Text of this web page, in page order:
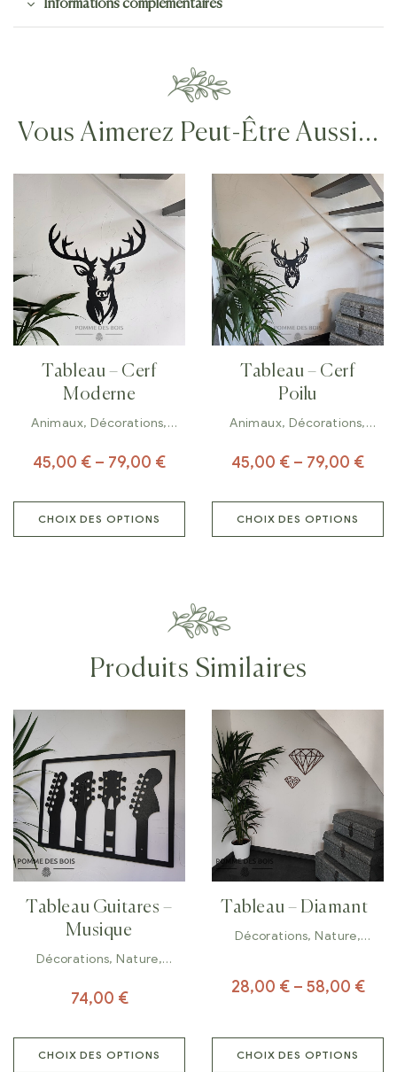
Informations complémentaires
Vous Aimerez Peut-Être Aussi…
Tableau – Cerf
Moderne
Animaux, Décorations,
45,00 € – 79,00 €
CHOIX DES OPTIONS
Tableau – Cerf
Poilu
Animaux, Décorations,
45,00 € – 79,00 €
CHOIX DES OPTIONS
Produits Similaires
Tableau Guitares –
Musique
Décorations,Nature,
74,00 €
CHOIX DES OPTIONS
Tableau – Diamant
Décorations,Nature,
28,00 €– 58,00 €
CHOIX DES OPTIONS